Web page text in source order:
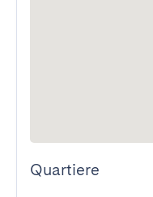
Quartiere